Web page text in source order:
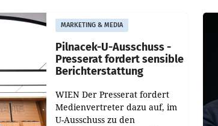
MARKETING & MEDIA
Pilnacek-U-Ausschuss -
Presserat fordert sensible
Berichterstattung
WIEN Der Presserat fordert
Medienvertreter dazu auf, im
U-Ausschuss zu den